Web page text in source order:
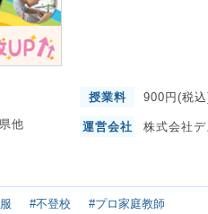
授業料 900円(税込
他 運営会社 株式会社
#不登校 #プロ家庭教師